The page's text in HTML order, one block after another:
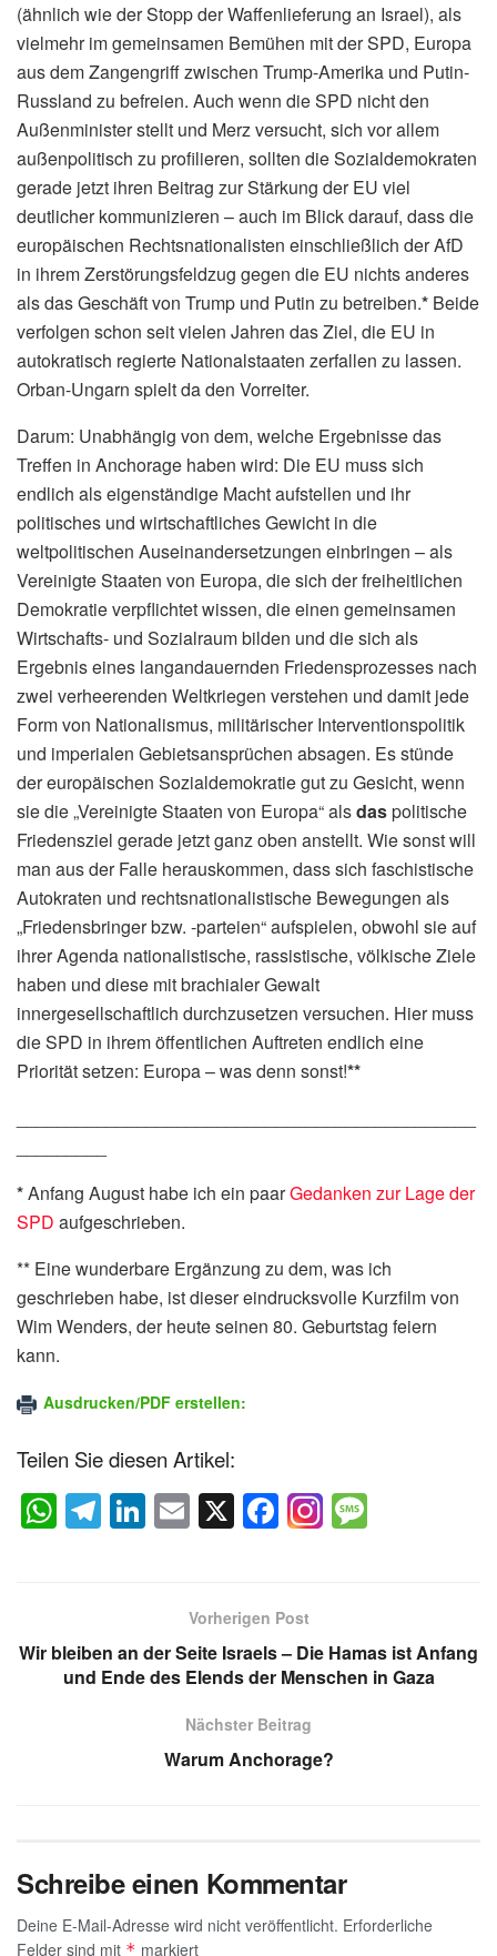
(ähnlich wie der Stopp der Waffenlieferung an Israel), als
vielmehr im gemeinsamen Bemühen mit der SPD, Europa
aus dem Zangengriff zwischen Trump-Amerika und Putin-
Russland zu befreien. Auch wenn die SPD nicht den
Außenminister stellt und Merz versucht, sich vor allem
außenpolitisch zu profilieren, sollten die Sozialdemokraten
gerade jetzt ihren Beitrag zur Stärkung der EU viel
deutlicher kommunizieren – auch im Blick darauf, dass die
europäischen Rechtsnationalisten einschließlich der AfD
in ihrem Zerstörungsfeldzug gegen die EU nichts anderes
als das Geschäft von Trump und Putin zu betreiben.* Beide
verfolgen schon seit vielen Jahren das Ziel, die EU in
autokratisch regierte Nationalstaaten zerfallen zu lassen.
Orban-Ungarn spielt da den Vorreiter.
Darum: Unabhängig von dem, welche Ergebnisse das
Treffen in Anchorage haben wird: Die EU muss sich
endlich als eigenständige Macht aufstellen und ihr
politisches und wirtschaftliches Gewicht in die
weltpolitischen Auseinandersetzungen einbringen – als
Vereinigte Staaten von Europa, die sich der freiheitlichen
Demokratie verpflichtet wissen, die einen gemeinsamen
Wirtschafts- und Sozialraum bilden und die sich als
Ergebnis eines langandauernden Friedensprozesses nach
zwei verheerenden Weltkriegen verstehen und damit jede
Form von Nationalismus, militärischer Interventionspolitik
und imperialen Gebietsansprüchen absagen. Es stünde
der europäischen Sozialdemokratie gut zu Gesicht, wenn
sie die „Vereinigte Staaten von Europa“ alsdaspolitische
Friedensziel gerade jetzt ganz oben anstellt. Wie sonst will
man aus der Falle herauskommen, dass sich faschistische
Autokraten und rechtsnationalistische Bewegungen als
„Friedensbringer bzw. -parteien“ aufspielen, obwohl sie auf
ihrer Agenda nationalistische, rassistische, völkische Ziele
haben und diese mit brachialer Gewalt
innergesellschaftlich durchzusetzen versuchen. Hier muss
die SPD in ihrem öffentlichen Auftreten endlich eine
Priorität setzen: Europa – was denn sonst!**
*Anfang August habe ich ein paarGedanken zur Lage der
SPD aufgeschrieben.
** Eine wunderbare Ergänzung zu dem, was ich
geschrieben habe, ist dieser eindrucksvolle Kurzfilm von
Wim Wenders, der heute seinen 80. Geburtstag feiern
kann.
Ausdrucken/PDF erstellen:
Teilen Sie diesen Artikel:
W
A
p
T
a
m
Li
dI
n
E X F
e
b
o
o
k
g
e
Vorherigen Post
Wir bleiben an der Seite Israels – Die Hamas ist Anfang
und Ende des Elends der Menschen in Gaza
Nächster Beitrag
Warum Anchorage?
Schreibe einen Kommentar
Deine E-Mail-Adresse wird nicht veröffentlicht. Erforderliche
Felder sind mit * markiert